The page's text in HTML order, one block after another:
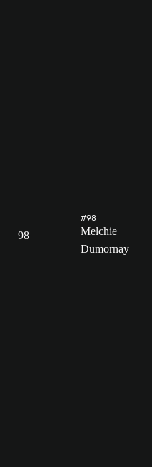
98
#98
Melchie
Dumornay